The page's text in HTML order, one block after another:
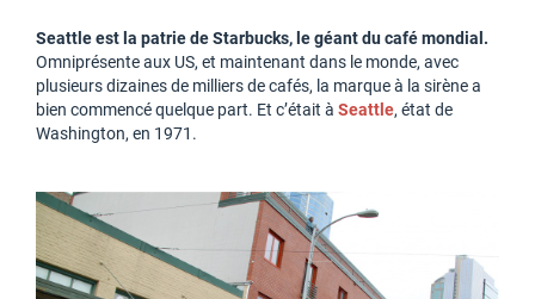
Seattle est la patrie de Starbucks, le géant du café mondial.
Omniprésente aux US, et maintenant dans le monde, avec
plusieurs dizaines de milliers de cafés, la marque à la sirène a
bien commencé quelque part. Et c’était à Seattle, état de
Washington, en 1971.